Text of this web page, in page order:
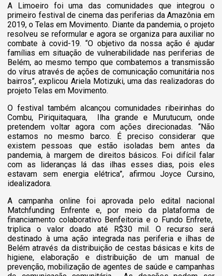
A Limoeiro foi uma das comunidades que integrou o
primeiro festival de cinema das periferias da Amazônia em
2019, o Telas em Movimento. Diante da pandemia, o projeto
resolveu se reformular e agora se organiza para auxiliar no
combate à covid-19. “O objetivo da nossa ação é ajudar
famílias em situação de vulnerabilidade nas periferias de
Belém, ao mesmo tempo que combatemos a transmissão
do vírus através de ações de comunicação comunitária nos
bairros”, explicou Ariela Motizuki, uma das realizadoras do
projeto Telas em Movimento.
O festival também alcançou comunidades ribeirinhas do
Combu, Piriquitaquara, Ilha grande e Murutucum, onde
pretendem voltar agora com ações direcionadas. “Não
estamos no mesmo barco. É preciso considerar que
existem pessoas que estão isoladas bem antes da
pandemia, à margem de direitos básicos. Foi difícil falar
com as lideranças lá das ilhas esses dias, pois eles
estavam sem energia elétrica”, afirmou Joyce Cursino,
idealizadora.
A campanha online foi aprovada pelo edital nacional
Matchfunding Enfrente e, por meio da plataforma de
financiamento colaborativo Benfeitoria e o Fundo Enfrete,
triplica o valor doado até R$30 mil. O recurso será
destinado à uma ação integrada nas periferia e ilhas de
Belém através da distribuição de cestas básicas e kits de
higiene, elaboração e distribuição de um manual de
prevenção, mobilização de agentes de saúde e campanhas